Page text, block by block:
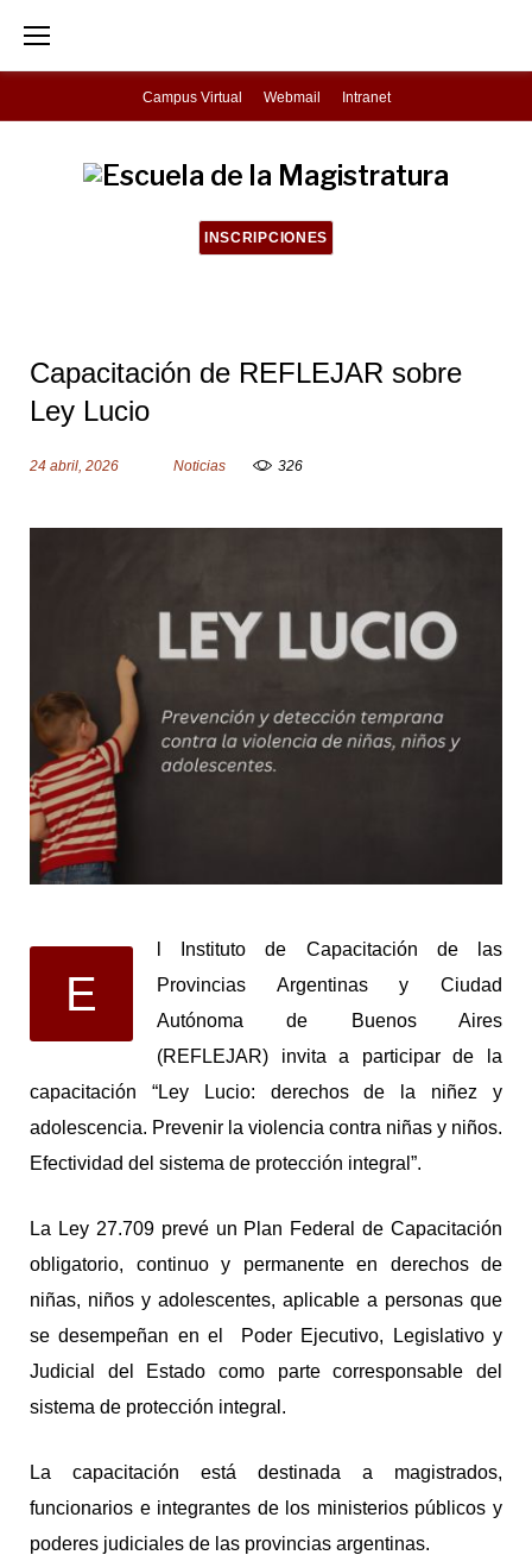
p
Campus Virtual Webmail Intranet
INSCRIPCIONES
Capacitación de REFLEJAR sobre
Ley Lucio
24 abril, 2026 Noticias 326
E
l Instituto de Capacitación de las
Provincias Argentinas y Ciudad
Autónoma de Buenos Aires
(REFLEJAR) invita a participar de la
capacitación “Ley Lucio: derechos de la niñez y
adolescencia. Prevenir la violencia contra niñas y niños.
Efectividad del sistema de protección integral”.
La Ley 27.709 prevé un Plan Federal de Capacitación
obligatorio, continuo y permanente en derechos de
niñas, niños y adolescentes, aplicable a personas que
se desempeñan en el Poder Ejecutivo, Legislativo y
Judicial del Estado como parte corresponsable del
sistema de protección integral.
La capacitación está destinada a magistrados,
funcionarios e integrantes de los ministerios públicos y
poderes judiciales de las provincias argentinas.